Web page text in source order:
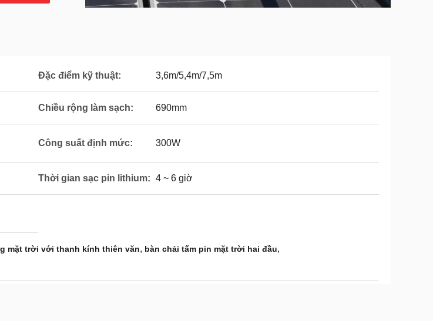
Đặc điểm kỹ thuật: 3,6m/5,4m/7,5m
Chiều rộng làm sạch: 690mm
Công suất định mức: 300W
Thời gian sạc pin lithium: 4 ~ 6 giờ
mặt trời với thanh kính thiên văn, bàn chải tấm pin mặt trời hai đầu,